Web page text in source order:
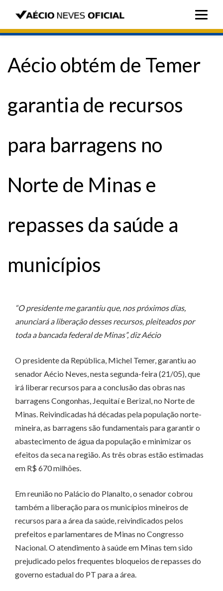
Aécio obtém de Temer
garantia de recursos
para barragens no
Norte de Minas e
repasses da saúde a
municípios
“O presidente me garantiu que, nos próximos dias,
anunciará a liberação desses recursos, pleiteados por
toda a bancada federal de Minas”, diz Aécio
O presidente da República, Michel Temer, garantiu ao
senador Aécio Neves, nesta segunda-feira (21/05), que
irá liberar recursos para a conclusão das obras nas
barragens Congonhas, Jequitaí e Berizal, no Norte de
Minas. Reivindicadas há décadas pela população norte-
mineira, as barragens são fundamentais para garantir o
abastecimento de água da população e minimizar os
efeitos da seca na região. As três obras estão estimadas
em R$ 670 milhões.
Em reunião no Palácio do Planalto, o senador cobrou
também a liberação para os municípios mineiros de
recursos para a área da saúde, reivindicados pelos
prefeitos e parlamentares de Minas no Congresso
Nacional. O atendimento à saúde em Minas tem sido
prejudicado pelos frequentes bloqueios de repasses do
governo estadual do PT para a área.